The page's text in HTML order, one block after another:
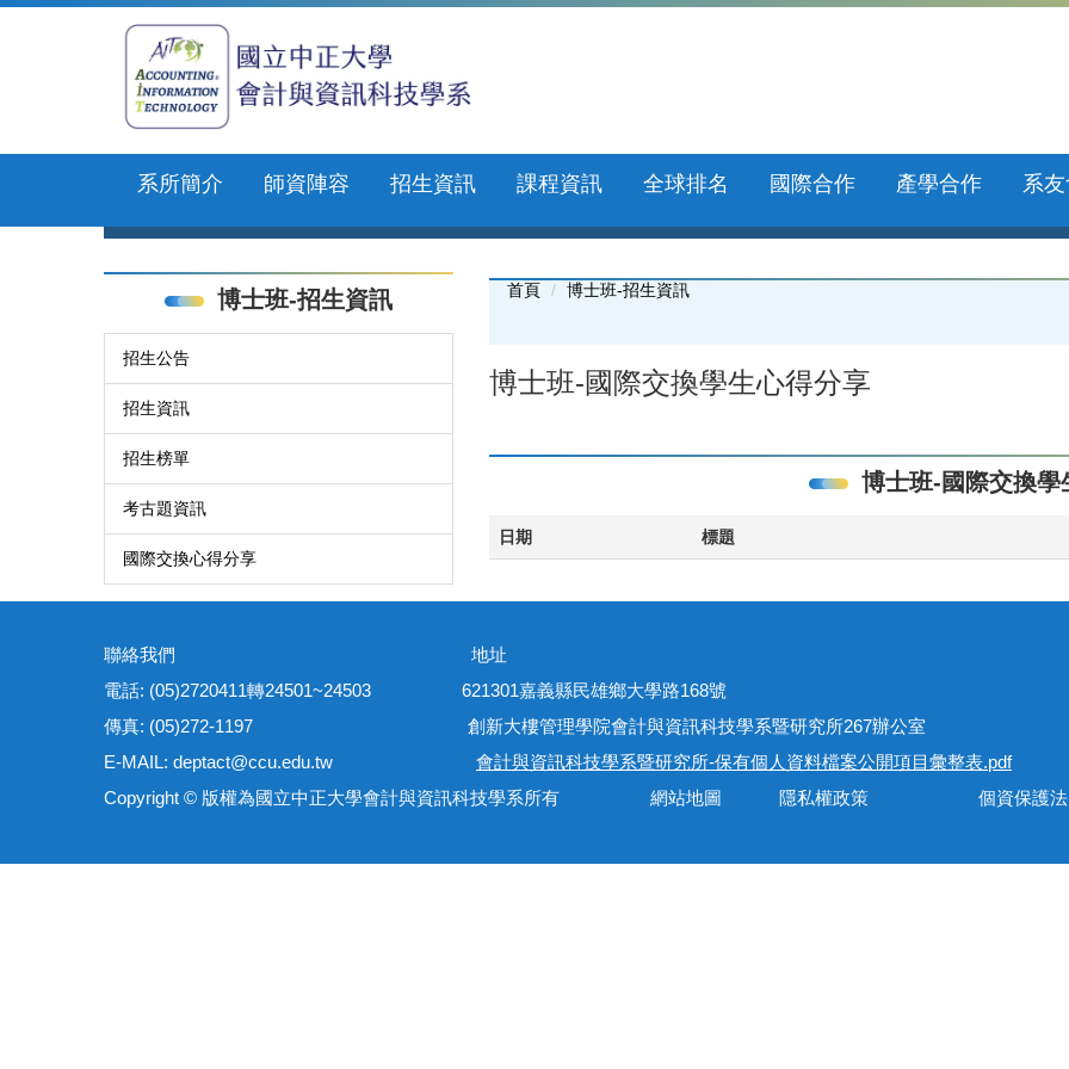
系所簡介 師資陣容 招生資訊 課程資訊 全球排名 國際合作 產學合作 系
博士班-招生資訊
招生公告
招生資訊
招生榜單
考古題資訊
國際交換心得分享
首頁 博士班-招生資訊
博士班-國際交換學生心得分享
博士班-國際交換學
日期 標題
聯絡我們 地址
電話: (05)2720411轉24501~24503 621301嘉義縣民雄鄉大學路168號
傳真: (05)272-1197 創新大樓管理學院會計與資訊科技學系暨研究所267辦公室
E-MAIL: deptact@ccu.edu.tw 會計與資訊科技學系暨研究所-保有個人資料檔案公開項目彙整表.pdf
Copyright © 版權為國立中正大學會計與資訊科技學系所有 網站地圖 隱私權政策 個資保護法